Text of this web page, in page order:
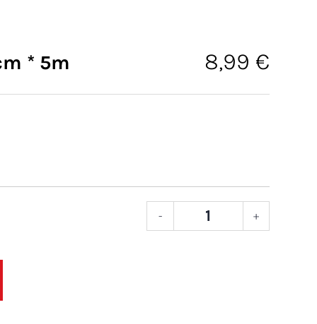
* 5m 8,99 €
- +